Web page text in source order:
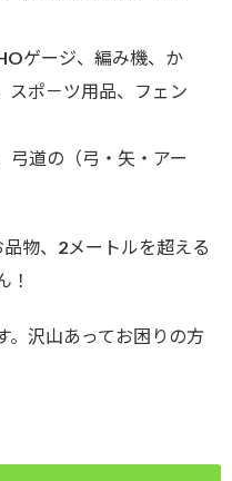
ゲージ、編み機、か
スポ－ツ用品、フェン
弓道の（弓・矢・アー
物、2メートルを超える
！
。沢山あってお困りの方